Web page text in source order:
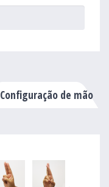
Configuração de mão